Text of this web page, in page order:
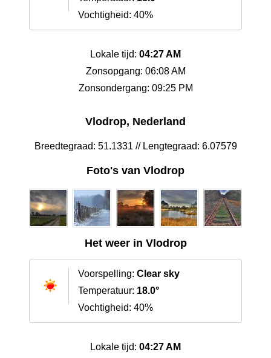
Vochtigheid: 40%
Lokale tijd: 04:27 AM
Zonsopgang: 06:08 AM
Zonsondergang: 09:25 PM
Vlodrop, Nederland
Breedtegraad: 51.1331 // Lengtegraad: 6.07579
Foto's van Vlodrop
Het weer in Vlodrop
Voorspelling: Clear sky
Temperatuur: 18.0°
Vochtigheid: 40%
Lokale tijd: 04:27 AM